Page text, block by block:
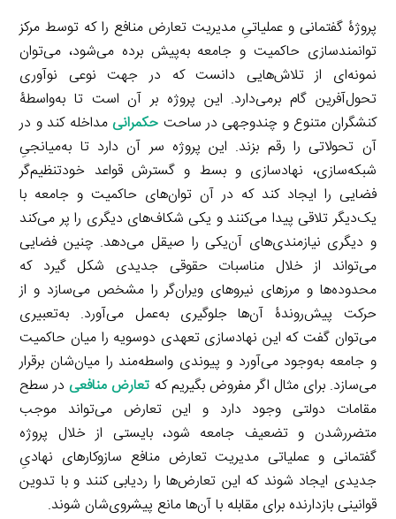
پروژۀ گفتمانی و عملیاتیِ مدیریت تعارض منافع را که توسط مرکز
توانمندسازی حاکمیت و جامعه به‌پیش برده می‌شود، می‌توان
نمونه‌ای از تلاش‌هایی دانست که در جهت نوعی نوآوری
تحول‌آفرین گام برمی‌دارد. این پروژه بر آن است تا به‌واسطۀ
کنشگران متنوع و چندوجهی در ساحت حکمرانی مداخله کند و در
آن تحولاتی را رقم بزند. این پروژه سر آن دارد تا به‌میانجیِ
شبکه‌سازی، نهادسازی و بسط و گسترش قواعد خودتنظیم‌گر
فضایی را ایجاد کند که در آن توان‌های حاکمیت و جامعه با
یک‌دیگر تلاقی پیدا می‌کنند و یکی شکاف‌های دیگری را پر می‌کند
و دیگری نیازمندی‌های آن‌یکی را صیقل می‌دهد. چنین فضایی
می‌تواند از خلال مناسبات حقوقی جدیدی شکل گیرد که
محدوده‌ها و مرزهای نیروهای ویران‌گر را مشخص می‌سازد و از
حرکت پیش‌روندۀ آن‌ها جلوگیری به‌عمل می‌آورد. به‌تعبیری
می‌توان گفت که این نهادسازی تعهدی دوسویه را میان حاکمیت
و جامعه به‌وجود می‌آورد و پیوندی واسطه‌مند را میان‌شان برقرار
می‌سازد. برای مثال اگر مفروض بگیریم که تعارض منافعیدر سطح
مقامات دولتی وجود دارد و این تعارض می‌تواند موجب
متضررشدن و تضعیف جامعه شود، بایستی از خلال پروژه
گفتمانی و عملیاتی مدیریت تعارض منافع سازوکارهای نهادیِ
جدیدی ایجاد شوند که این تعارض‌ها را ردیابی کنند و با تدوین
قوانینی بازدارنده برای مقابله با آن‌ها مانع پیشروی‌شان شوند.